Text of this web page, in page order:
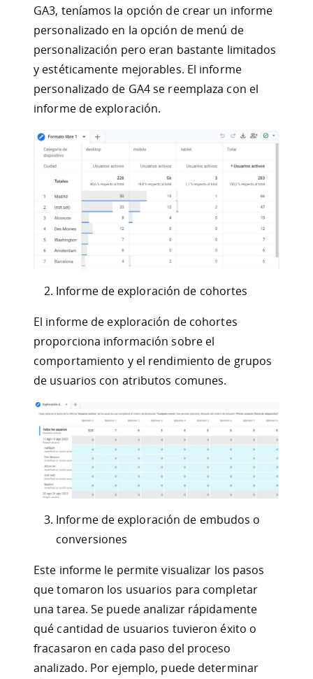
GA3, teníamos la opción de crear un informe
personalizado en la opción de menú de
personalización pero eran bastante limitados
y estéticamente mejorables. El informe
personalizado de GA4 se reemplaza con el
informe de exploración.
Informe de exploración de cohortes
El informe de exploración de cohortes
proporciona información sobre el
comportamiento y el rendimiento de grupos
de usuarios con atributos comunes.
Informe de exploración de embudos o
conversiones
Este informe le permite visualizar los pasos
que tomaron los usuarios para completar
una tarea. Se puede analizar rápidamente
qué cantidad de usuarios tuvieron éxito o
fracasaron en cada paso del proceso
analizado. Por ejemplo, puede determinar